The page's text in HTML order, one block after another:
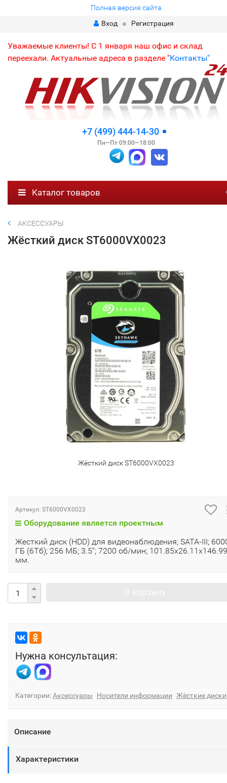
Полная версия сайта
Вход
Регистрация
Уважаемые клиенты! С 1 января наш офис и склад
переехали. Актуальные адреса в разделе "Контакты"
+7 (499) 444-14-30
Пн—Пт 09:00—18:00
Каталог товаров
АКСЕССУАРЫ
Жёсткий диск ST6000VX0023
Жёсткий диск ST6000VX0023
Артикул: ST6000VX0023
Оборудование является проектным
Жесткий диск (HDD) для видеонаблюдения; SATA-III;
ГБ (6Тб); 256 МБ; 3.5"; 7200 об/мин; 101.85x26.11x146.99
мм.
Нужна консультация:
Категории:Аксессуары Носители информации Жёсткие диски
Описание
Характеристики